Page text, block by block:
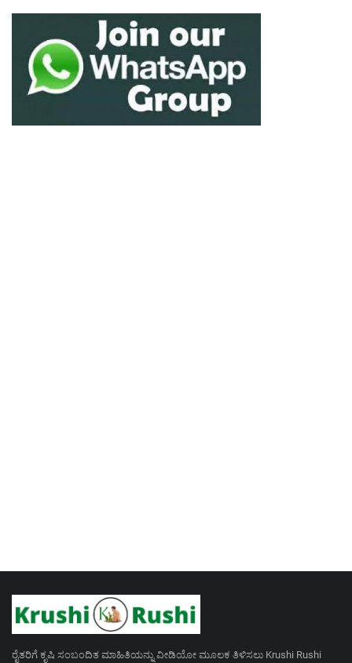
ರೈತರಿಗೆ ಕೃಷಿ ಸಂಬಂದಿತ ಮಾಹಿತಿಯನ್ನು ವೀಡಿಯೋ ಮೂಲಕ ತಿಳಿಸಲು Krushi Rushi